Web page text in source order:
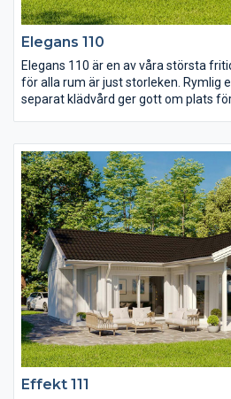
Elegans 110
Elegans 110 är en av våra största
för alla rum är just storleken. Rymlig
separat klädvård ger gott om plats
planlösning med kök, matplats och
extra rymd och skapar ett härligt
umgås i.
Effekt 111